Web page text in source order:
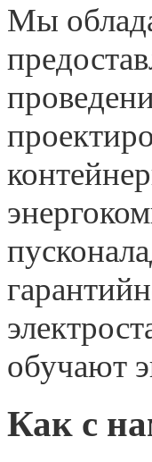
Мы
обучают
Как с